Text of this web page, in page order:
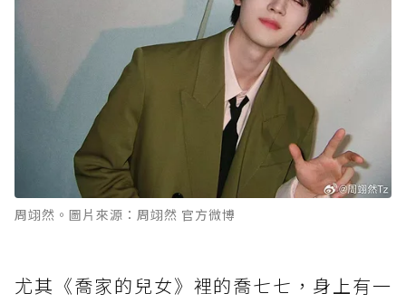
周翊然。圖片來源：周翊然 官方微博
尤其《喬家的兒女》裡的喬七七，身上有一